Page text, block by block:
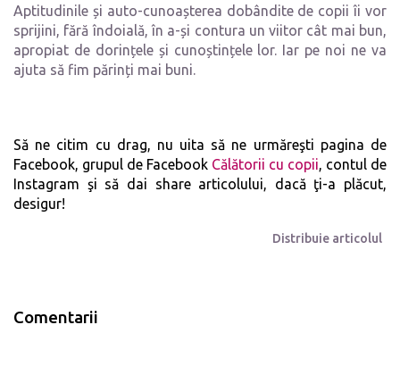
Aptitudinile și auto-cunoașterea dobândite de copii îi vor
sprijini, fără îndoială, în a-și contura un viitor cât mai bun,
apropiat de dorințele și cunoștințele lor. Iar pe noi ne va
ajuta să fim părinți mai buni.
Să ne citim cu drag, nu uita să ne urmăreşti pagina de
Facebook, grupul de Facebook Călătorii cu copii, contul de
Instagram şi să dai share articolului, dacă ţi-a plăcut,
desigur!
Distribuie articolul
Comentarii